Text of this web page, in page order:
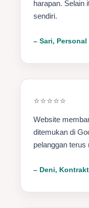
harapan. Selain
sendiri.
– Sari,
⭐⭐⭐⭐⭐
Website
ditemukan di
pelanggan terus
– Deni,